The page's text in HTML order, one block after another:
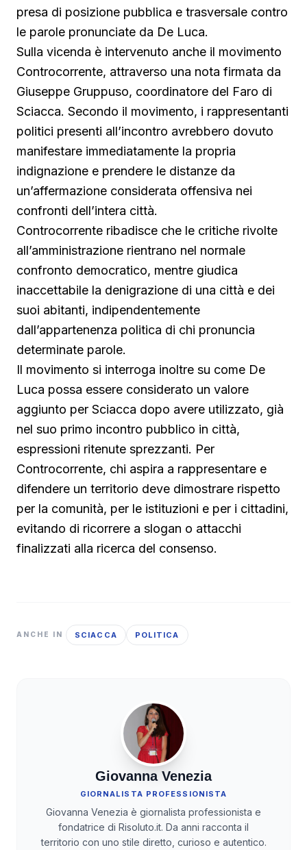
presa di posizione pubblica e trasversale contro
le parole pronunciate da De Luca.
Sulla vicenda è intervenuto anche il movimento
Controcorrente, attraverso una nota firmata da
Giuseppe Gruppuso, coordinatore del Faro di
Sciacca. Secondo il movimento, i rappresentanti
politici presenti all’incontro avrebbero dovuto
manifestare immediatamente la propria
indignazione e prendere le distanze da
un’affermazione considerata offensiva nei
confronti dell’intera città.
Controcorrente ribadisce che le critiche rivolte
all’amministrazione rientrano nel normale
confronto democratico, mentre giudica
inaccettabile la denigrazione di una città e dei
suoi abitanti, indipendentemente
dall’appartenenza politica di chi pronuncia
determinate parole.
Il movimento si interroga inoltre su come De
Luca possa essere considerato un valore
aggiunto per Sciacca dopo avere utilizzato, già
nel suo primo incontro pubblico in città,
espressioni ritenute sprezzanti. Per
Controcorrente, chi aspira a rappresentare e
difendere un territorio deve dimostrare rispetto
per la comunità, per le istituzioni e per i cittadini,
evitando di ricorrere a slogan o attacchi
finalizzati alla ricerca del consenso.
ANCHE IN SCIACCA POLITICA
Giovanna Venezia
GIORNALISTA PROFESSIONISTA
Giovanna Venezia è giornalista professionista e
fondatrice di Risoluto.it. Da anni racconta il
territorio con uno stile diretto, curioso e autentico.